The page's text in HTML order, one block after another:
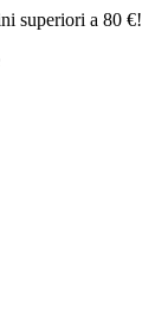
superiori a 80 €!